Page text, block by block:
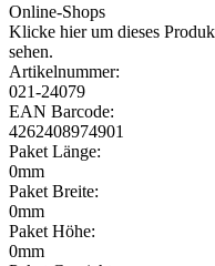
Online-Shops
Klicke hier um dieses
sehen.
Artikelnummer:
021-24079
EAN Barcode:
4262408974901
Paket Länge:
0mm
Paket Breite:
0mm
Paket Höhe:
0mm